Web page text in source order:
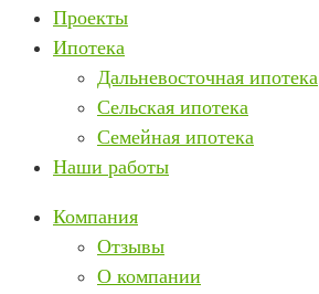
Проекты
Ипотека
Дальневосточная ипотека
Сельская ипотека
Семейная ипотека
Наши работы
Компания
Отзывы
О компании